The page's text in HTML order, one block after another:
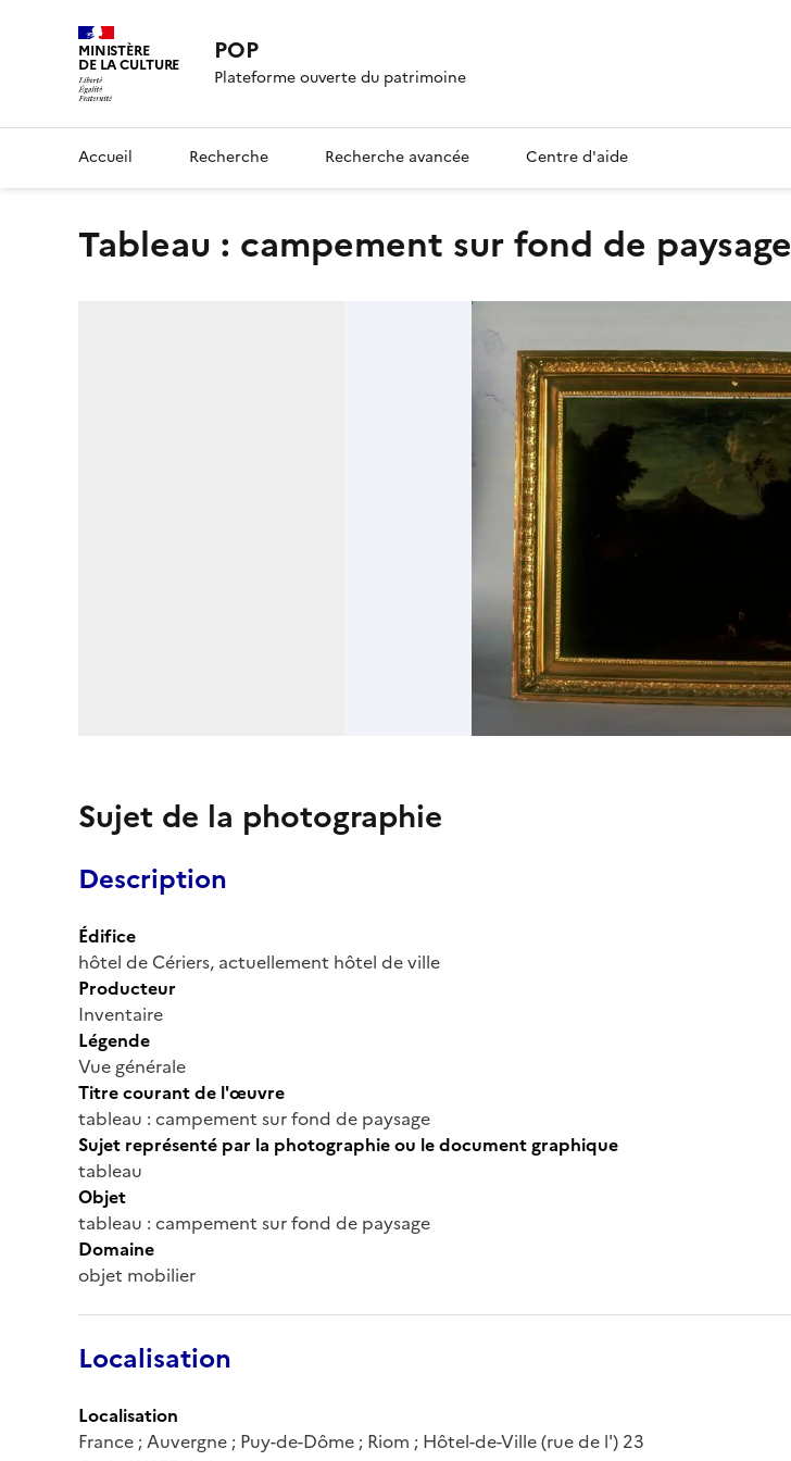
MINISTÈRE
DE LA CULTURE POP
Plateforme ouverte du patrimoine
Accueil Recherche Recherche avancée Centre d'aide
tableau : campement sur fond de paysage
Sujet de la photographie
Description
Édifice
hôtel de Cériers, actuellement hôtel de ville
Producteur
Inventaire
Légende
Vue générale
Titre courant de l'œuvre
tableau : campement sur fond de paysage
Sujet représenté par la photographie ou le document graphique
tableau
Objet
tableau : campement sur fond de paysage
Domaine
objet mobilier
Localisation
Localisation
France ; Auvergne ; Puy-de-Dôme ; Riom ; Hôtel-de-Ville (rue de l') 23